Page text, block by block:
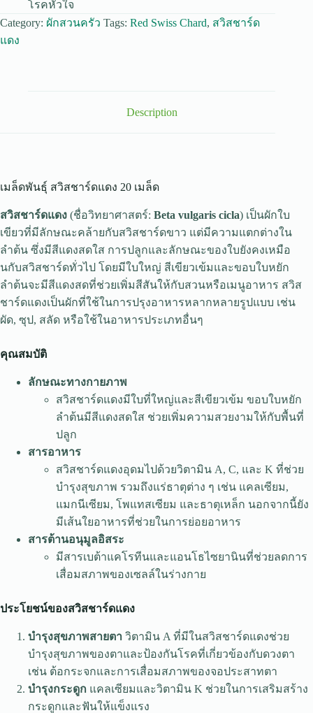
โรคหัวใจ
Category: ผักสวนครัว Tags: Red Swiss Chard, สวิสชาร์ด
แดง
Description
เมล็ดพันธุ์ สวิสชาร์ดแดง 20 เมล็ด
สวิสชาร์ดแดง (ชื่อวิทยาศาสตร์: Beta vulgaris cicla) เป็นผักใบ
เขียวที่มีลักษณะคล้ายกับสวิสชาร์ดขาว แต่มีความแตกต่างใน
ลำต้น ซึ่งมีสีแดงสดใส การปลูกและลักษณะของใบยังคงเหมือ
นกับสวิสชาร์ดทั่วไป โดยมีใบใหญ่ สีเขียวเข้มและขอบใบหยัก
ลำต้นจะมีสีแดงสดที่ช่วยเพิ่มสีสันให้กับสวนหรือเมนูอาหาร สวิส
ชาร์ดแดงเป็นผักที่ใช้ในการปรุงอาหารหลากหลายรูปแบบ เช่น
ผัด, ซุป, สลัด หรือใช้ในอาหารประเภทอื่นๆ
คุณสมบัติ
ลักษณะทางกายภาพ
สวิสชาร์ดแดงมีใบที่ใหญ่และสีเขียวเข้ม ขอบใบหยัก
ลำต้นมีสีแดงสดใส ช่วยเพิ่มความสวยงามให้กับพื้นที่
ปลูก
สารอาหาร
สวิสชาร์ดแดงอุดมไปด้วยวิตามิน A, C, และ K ที่ช่วย
บำรุงสุขภาพ รวมถึงแร่ธาตุต่าง ๆ เช่น แคลเซียม,
แมกนีเซียม, โพแทสเซียม และธาตุเหล็ก นอกจากนี้ยัง
มีเส้นใยอาหารที่ช่วยในการย่อยอาหาร
สารต้านอนุมูลอิสระ
มีสารเบต้าแคโรทีนและแอนโธไซยานินที่ช่วยลดการ
เสื่อมสภาพของเซลล์ในร่างกาย
ประโยชน์ของสวิสชาร์ดแดง
บำรุงสุขภาพสายตา วิตามิน A ที่มีในสวิสชาร์ดแดงช่วย
บำรุงสุขภาพของตาและป้องกันโรคที่เกี่ยวข้องกับดวงตา
เช่น ต้อกระจกและการเสื่อมสภาพของจอประสาทตา
บำรุงกระดูก แคลเซียมและวิตามิน K ช่วยในการเสริมสร้าง
กระดูกและฟันให้แข็งแรง